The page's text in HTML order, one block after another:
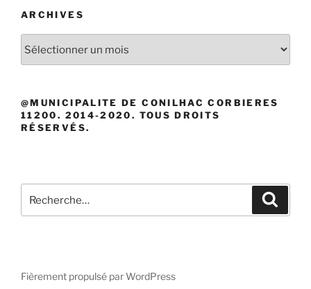
ARCHIVES
@MUNICIPALITE DE CONILHAC CORBIERES
11200. 2014-2020. TOUS DROITS
RÉSERVÉS.
pour
Fièrement propulsé par WordPress